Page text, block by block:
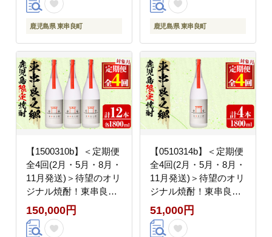
鹿児島県 東串良町
焼酎 薩摩芋 常温 常温
鹿児島県 東串良町
【1500310b】＜定期便
全4回(2月・5月・8月・
11月発送)＞待望のオリ
ジナル焼酎！東串良之
郷(1800ml×3本×全4回)
焼酎 酒 アルコール 芋
焼酎 薩摩芋 常温 常温
150,000円
【0510314b】＜定期便
全4回(2月・5月・8月・
11月発送)＞待望のオリ
ジナル焼酎！東串良之
郷(1800ml×1本×全4回)
焼酎 酒 アルコール 芋
焼酎 薩摩芋 常温 常温
51,000円